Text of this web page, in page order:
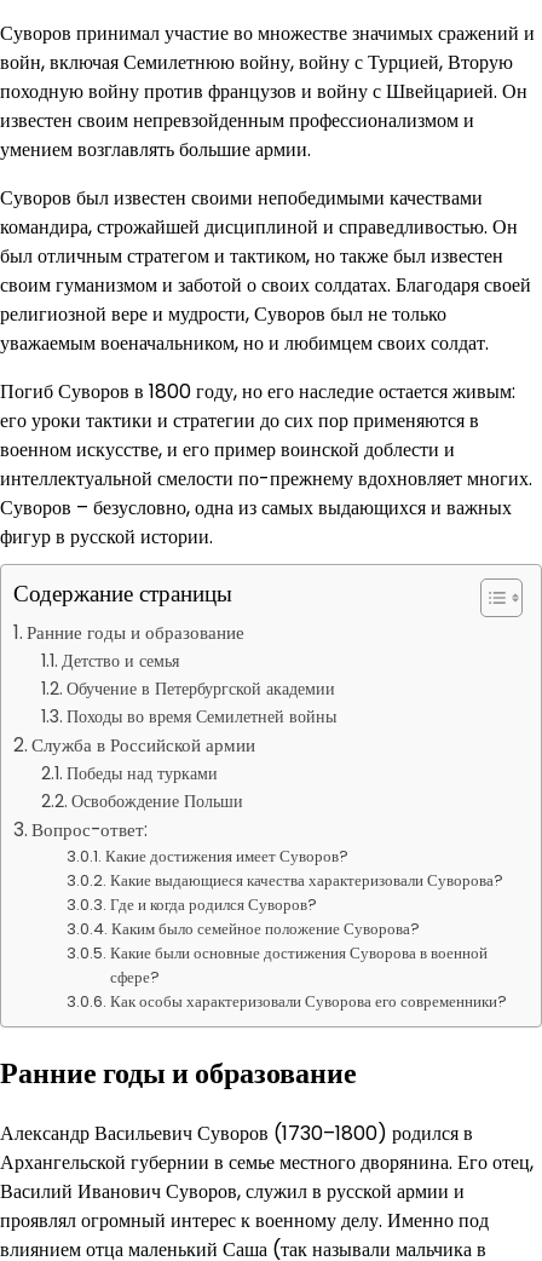
Суворов принимал участие во множестве значимых сражений и
войн, включая Семилетнюю войну, войну с Турцией, Вторую
походную войну против французов и войну с Швейцарией. Он
известен своим непревзойденным профессионализмом и
умением возглавлять большие армии.
Суворов был известен своими непобедимыми качествами
командира, строжайшей дисциплиной и справедливостью. Он
был отличным стратегом и тактиком, но также был известен
своим гуманизмом и заботой о своих солдатах. Благодаря своей
религиозной вере и мудрости, Суворов был не только
уважаемым военачальником, но и любимцем своих солдат.
Погиб Суворов в 1800 году, но его наследие остается живым:
его уроки тактики и стратегии до сих пор применяются в
военном искусстве, и его пример воинской доблести и
интеллектуальной смелости по-прежнему вдохновляет многих.
Суворов – безусловно, одна из самых выдающихся и важных
фигур в русской истории.
Содержание страницы
Ранние годы и образование
Детство и семья
Обучение в Петербургской академии
Походы во время Семилетней войны
Служба в Российской армии
Победы над турками
Освобождение Польши
Вопрос-ответ:
Какие достижения имеет Суворов?
Какие выдающиеся качества характеризовали Суворова?
Где и когда родился Суворов?
Каким было семейное положение Суворова?
Какие были основные достижения Суворова в военной
сфере?
Как особы характеризовали Суворова его современники?
Ранние годы и образование
Александр Васильевич Суворов (1730–1800) родился в
Архангельской губернии в семье местного дворянина. Его отец,
Василий Иванович Суворов, служил в русской армии и
проявлял огромный интерес к военному делу. Именно под
влиянием отца маленький Саша (так называли мальчика в